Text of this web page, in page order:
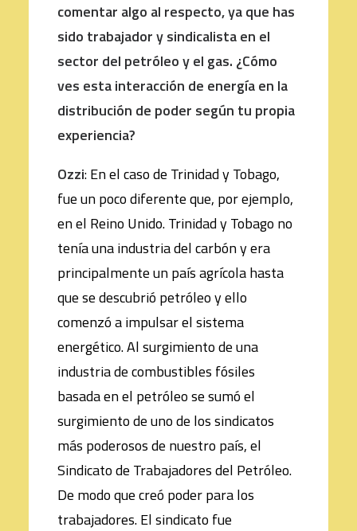
comentar algo al respecto, ya que has
sido trabajador y sindicalista en el
sector del petróleo y el gas. ¿Cómo
ves esta interacción de energía en la
distribución de poder según tu propia
experiencia?
Ozzi: En el caso de Trinidad y Tobago,
fue un poco diferente que, por ejemplo,
en el Reino Unido. Trinidad y Tobago no
tenía una industria del carbón y era
principalmente un país agrícola hasta
que se descubrió petróleo y ello
comenzó a impulsar el sistema
energético. Al surgimiento de una
industria de combustibles fósiles
basada en el petróleo se sumó el
surgimiento de uno de los sindicatos
más poderosos de nuestro país, el
Sindicato de Trabajadores del Petróleo.
De modo que creó poder para los
trabajadores. El sindicato fue